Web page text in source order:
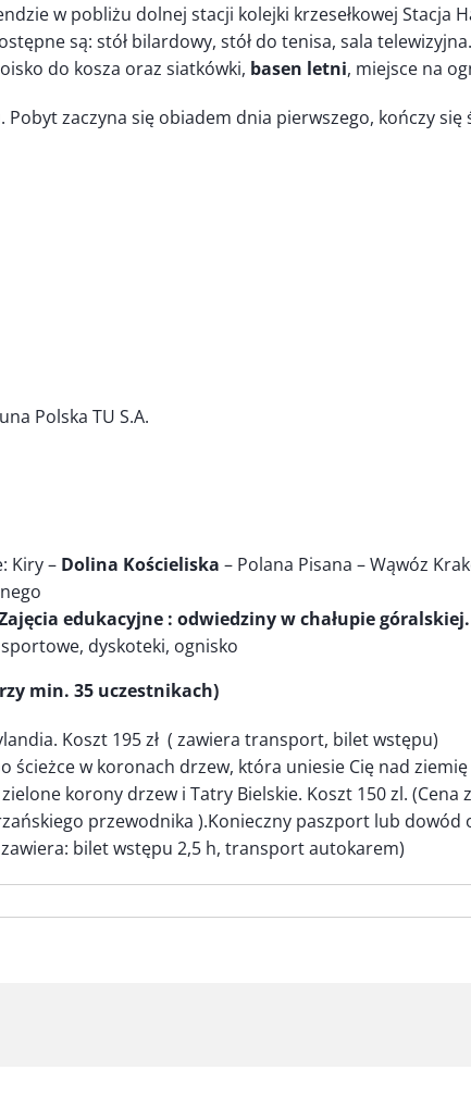
w pobliżu dolnej stacji kolejki krzesełkowej Stacja
są: stół bilardowy, stół do tenisa, sala
do kosza oraz siatkówki, basen letni, miejsce na
Pobyt zaczyna się obiadem dnia pierwszego, kończy
Polska TU S.A.
Kiry – Dolina Kościeliska – Polana Pisana – Wąwóz
edukacyjne : odwiedziny w chałupie góralskiej.
dyskoteki, ognisko
min. 35 uczestnikach)
Koszt 195 zł ( zawiera transport, bilet wstępu)
ścieżce w koronach drzew, która uniesie Cię nad
korony drzew i Tatry Bielskie. Koszt 150 zl. (Cena
przewodnika ).Konieczny paszport lub dowód
bilet wstępu 2,5 h, transport autokarem)